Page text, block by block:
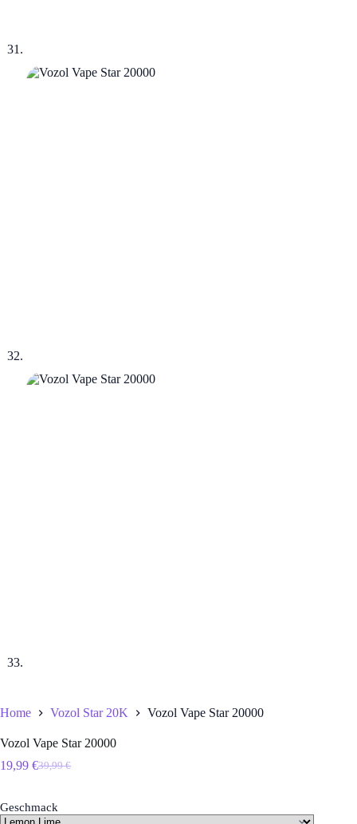
Home Vozol Star 20K Vozol Vape Star 20000
Vozol Vape Star 20000
39,99€
Ursprünglicher
war:
39,99 €
19,99 €Aktueller
19,99 €.
Geschmack